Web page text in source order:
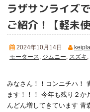
ラザサンライズ
ご紹介！
【軽未
2024年10月14日
モータース
ジムニー スズキ
みなさん！！コンニチハ！
ます！！！ 今年も残り２か
んどん増してきています 青